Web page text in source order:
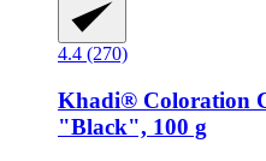
4.4 (270)
Khadi® Coloration
"Black", 100 g